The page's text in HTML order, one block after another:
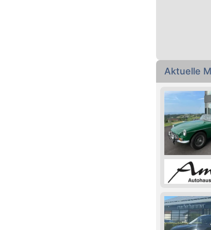
Aktuelle